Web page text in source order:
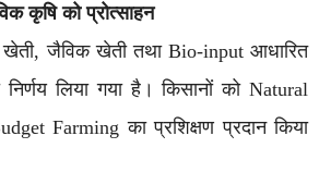
कृषि को प्रोत्साहन
खेती, जैविक खेती तथा Bio-input आधारित
लिया गया है। किसानों को Natural
Farming का प्रशिक्षण प्रदान किया